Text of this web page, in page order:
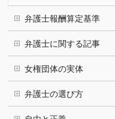
弁護士報酬算定基準
弁護士に関する記事
女権団体の実体
弁護士の選び方